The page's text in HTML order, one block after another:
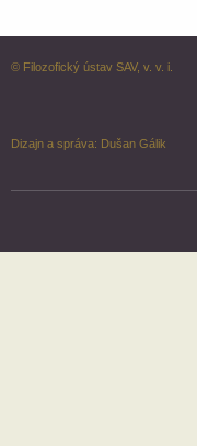
© Filozofický ústav SAV, v. v. i.
Dizajn a správa: Dušan Gálik